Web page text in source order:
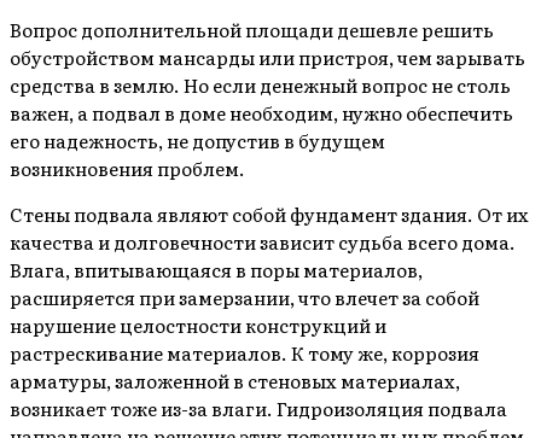
Вопрос дополнительной площади дешевле решить
обустройством мансарды или пристроя, чем зарывать
средства в землю. Но если денежный вопрос не столь
важен, а подвал в доме необходим, нужно обеспечить
его надежность, не допустив в будущем
возникновения проблем.
Стены подвала являют собой фундамент здания. От их
качества и долговечности зависит судьба всего дома.
Влага, впитывающаяся в поры материалов,
расширяется при замерзании, что влечет за собой
нарушение целостности конструкций и
растрескивание материалов. К тому же, коррозия
арматуры, заложенной в стеновых материалах,
возникает тоже из-за влаги. Гидроизоляция подвала